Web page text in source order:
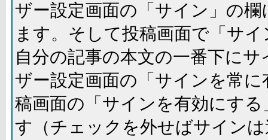
ザー設定画面の「サイン」の
ます。そして投稿画面で「サ
自分の記事の本文の一番下に
ザー設定画面の「サインを常
稿画面の「サインを有効にす
す（チェックを外せばサイン